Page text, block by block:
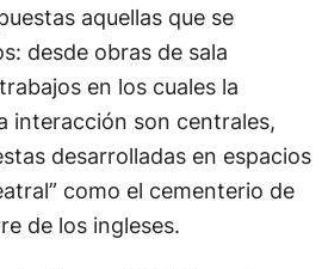
aquellas que se
desde obras de sala
en los cuales la
interacción son centrales,
desarrolladas en espacios
como el cementerio de
de los ingleses.